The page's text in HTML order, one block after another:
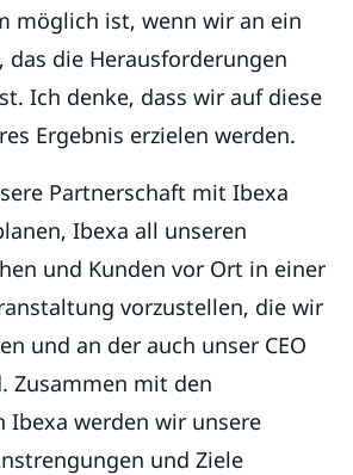
möglich ist, wenn wir an ein
das die Herausforderungen
Ich denke, dass wir auf diese
Ergebnis erzielen werden.
Partnerschaft mit Ibexa
Ibexa all unseren
und Kunden vor Ort in einer
vorzustellen, die wir
und an der auch unser CEO
Zusammen mit den
Ibexa werden wir unsere
und Ziele